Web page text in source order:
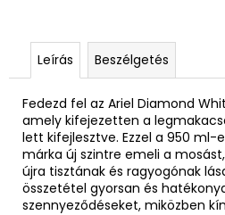
Leírás Beszélgetés
Fedezd fel az Ariel Diamond
amely kifejezetten a
lett kifejlesztve. Ezzel a 950 ml-
márka új szintre emeli a
újra tisztának és ragyogónak
összetétel gyorsan és
szennyeződéseket, miközben